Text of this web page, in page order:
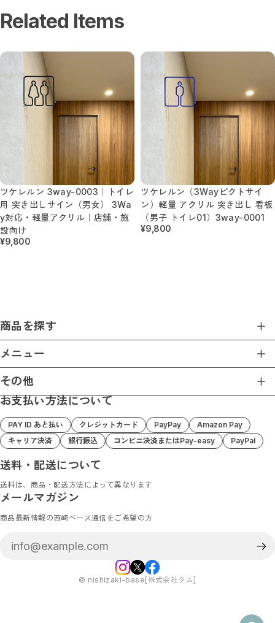
Related Items
ツケレルン 3way-0003｜トイレ
用 突き出しサイン（男女） 3Wa
y対応・軽量アクリル｜店舗・施
設向け
¥9,800
ツケレルン（3Wayピクトサイ
ン）軽量 アクリル 突き出し 看板
（男子 トイレ01）3way-0001
¥9,800
商品を探す
商品一覧
メニュー
ホーム
ショップガイド
お支払い方法について
ブログ
お問い合わせ
その他
プライバシーポリシー
特定商取引法に基づく表記
Nishizaki Base 楽天店
Nishizaki Base Amazon店
お支払い方法について
PAY ID あと払い クレジットカード PayPay
Amazon Pay
キャリア決済
銀行振込 コンビニ決済またはPay-easy PayPal
送料・配送について
送料は、商品・配送方法によって異なります
メールマガジン
商品最新情報の西崎ベース通信をご希望の方
©︎ nishizaki-base[株式会社タム]